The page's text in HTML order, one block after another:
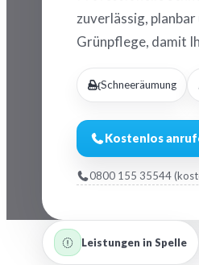
zuverlässig,
Grünpflege, damit
Schneeräumung
Kostenlos
0800 155 35544
Leistungen in Spelle